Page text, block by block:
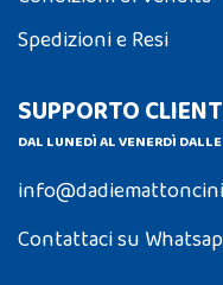
Spedizioni e Resi
SUPPORTO
DAL LUNEDÌ AL VENERDÌ
Contattaci su